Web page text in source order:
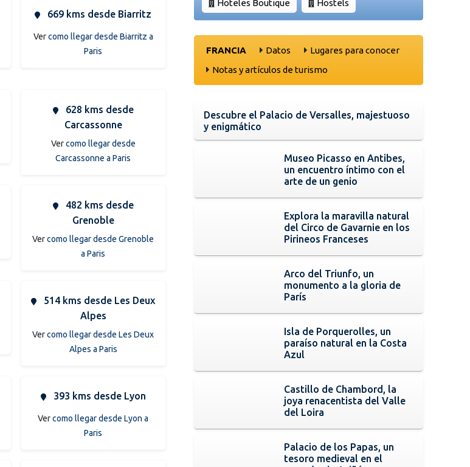
669 kms desde Biarritz
Vercomo llegar desde Biarritz a
Paris
628 kms desde
Carcassonne
Vercomo llegar desde
Carcassonne a Paris
482 kms desde
Grenoble
Vercomo llegar desde Grenoble
a Paris
514 kms desde Les Deux
Alpes
Vercomo llegar desde Les Deux
Alpes a Paris
393 kms desde Lyon
Vercomo llegar desde Lyon a
Paris
Hoteles Boutique Hostels
FRANCIA Datos
Lugares para conocer
Notas y artículos de turismo
Descubre el Palacio de Versalles, majestuoso
y enigmático
Museo Picasso en Antibes,
un encuentro íntimo con el
arte de un genio
Explora la maravilla natural
del Circo de Gavarnie en los
Pirineos Franceses
Arco del Triunfo, un
monumento a la gloria de
París
Isla de Porquerolles, un
paraíso natural en la Costa
Azul
Castillo de Chambord, la
joya renacentista del Valle
del Loira
Palacio de los Papas, un
tesoro medieval en el